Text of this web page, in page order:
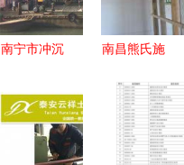
南宁市冲沉
下安装施工
工期分析
南昌熊氏施
打造品质建
设工程的卓
越之选